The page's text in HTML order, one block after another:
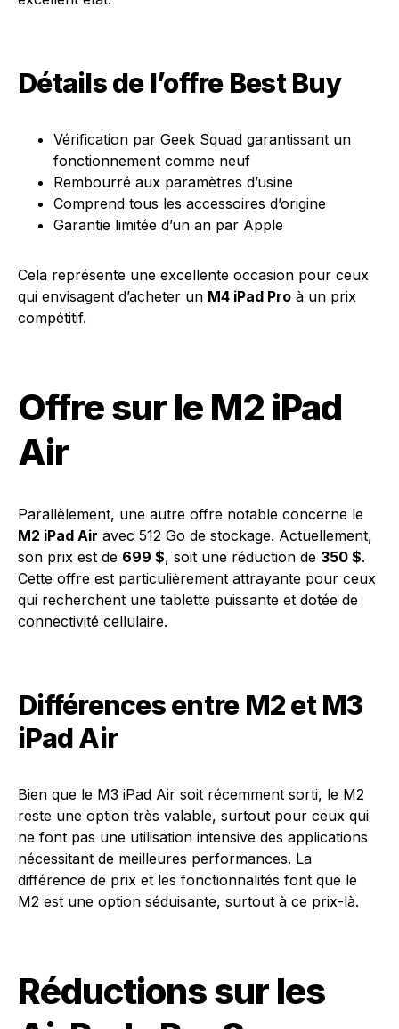
Détails de l’offre Best Buy
Vérification par Geek Squad garantissant un
fonctionnement comme neuf
Rembourré aux paramètres d’usine
Comprend tous les accessoires d’origine
Garantie limitée d’un an par Apple
Cela représente une excellente occasion pour ceux
qui envisagent d’acheter un M4 iPad Pro à un prix
compétitif.
Offre sur le M2 iPad
Air
Parallèlement, une autre offre notable concerne le
M2 iPad Air avec 512 Go de stockage. Actuellement,
son prix est de 699 $, soit une réduction de 350 $.
Cette offre est particulièrement attrayante pour ceux
qui recherchent une tablette puissante et dotée de
connectivité cellulaire.
Différences entre M2 et M3
iPad Air
Bien que le M3 iPad Air soit récemment sorti, le M2
reste une option très valable, surtout pour ceux qui
ne font pas une utilisation intensive des applications
nécessitant de meilleures performances. La
différence de prix et les fonctionnalités font que le
M2 est une option séduisante, surtout à ce prix-là.
Réductions sur les